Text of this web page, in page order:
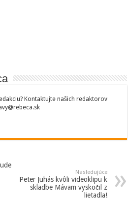
Kontaktujte našich redaktorov
Nasledujúce
Peter Juhás kvôli videoklipu k
skladbe Mávam vyskočil z
lietadla!